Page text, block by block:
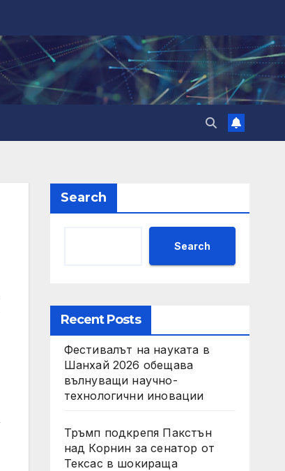
Search
Search
Recent Posts
Фестивалът на науката в
Шанхай 2026 обещава
вълнуващи научно-
технологични иновации
Тръмп подкрепя Пакстън
над Корнин за сенатор от
Тексас в шокираща